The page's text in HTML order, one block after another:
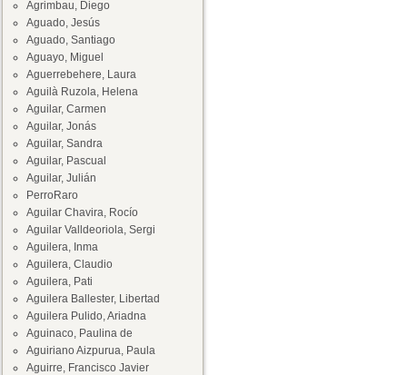
Agrimbau, Diego
Aguado, Jesús
Aguado, Santiago
Aguayo, Miguel
Aguerrebehere, Laura
Aguilà Ruzola, Helena
Aguilar, Carmen
Aguilar, Jonás
Aguilar, Sandra
Aguilar, Pascual
Aguilar, Julián
PerroRaro
Aguilar Chavira, Rocío
Aguilar Valldeoriola, Sergi
Aguilera, Inma
Aguilera, Claudio
Aguilera, Pati
Aguilera Ballester, Libertad
Aguilera Pulido, Ariadna
Aguinaco, Paulina de
Aguiriano Aizpurua, Paula
Aguirre, Francisco Javier